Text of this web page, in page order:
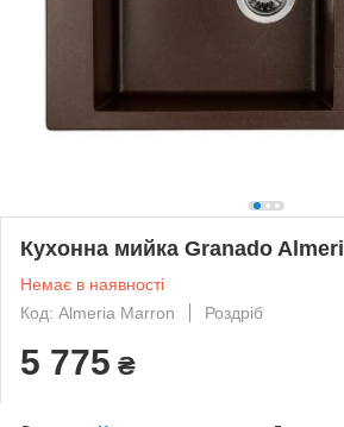
Кухонна мийка Granado
Немає в наявності
Код: Almeria Marron
Роздріб
5 775 ₴